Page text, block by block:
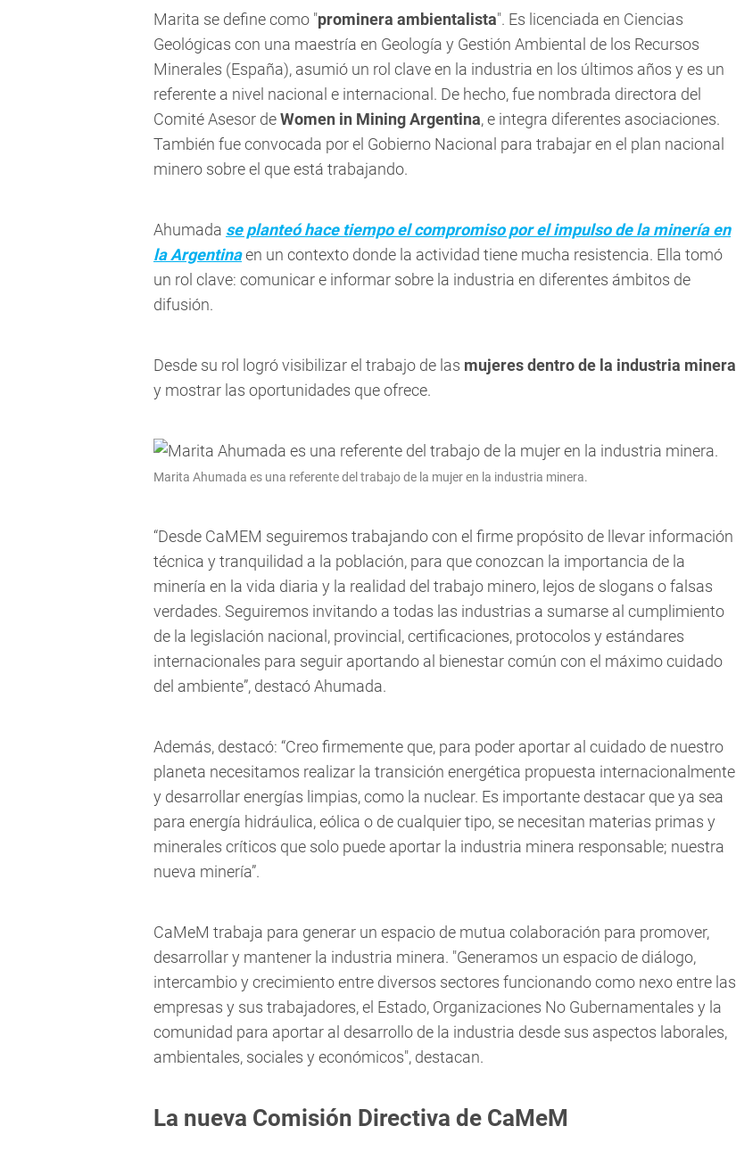
Marita se define como "prominera ambientalista". Es licenciada en Ciencias
Geológicas con una maestría en Geología y Gestión Ambiental de los Recursos
Minerales (España), asumió un rol clave en la industria en los últimos años y es un
referente a nivel nacional e internacional. De hecho, fue nombrada directora del
Comité Asesor deWomen in Mining Argentina, e integra diferentes asociaciones.
También fue convocada por el Gobierno Nacional para trabajar en el plan nacional
minero sobre el que está trabajando.
Ahumada se planteó hace tiempo el compromiso por el impulso de la minería en
la Argentinaen un contexto donde la actividad tiene mucha resistencia. Ella tomó
un rol clave: comunicar e informar sobre la industria en diferentes ámbitos de
difusión.
Desde su rol logró visibilizar el trabajo de las mujeres dentro de la industria minera
y mostrar las oportunidades que ofrece.
Marita Ahumada es una referente del trabajo de la mujer en la industria minera.
“Desde CaMEM seguiremos trabajando con el firme propósito de llevar información
técnica y tranquilidad a la población, para que conozcan la importancia de la
minería en la vida diaria y la realidad del trabajo minero, lejos de slogans o falsas
verdades. Seguiremos invitando a todas las industrias a sumarse al cumplimiento
de la legislación nacional, provincial, certificaciones, protocolos y estándares
internacionales para seguir aportando al bienestar común con el máximo cuidado
del ambiente”, destacó Ahumada.
Además, destacó: “Creo firmemente que, para poder aportar al cuidado de nuestro
planeta necesitamos realizar la transición energética propuesta internacionalmente
y desarrollar energías limpias, como la nuclear. Es importante destacar que ya sea
para energía hidráulica, eólica o de cualquier tipo, se necesitan materias primas y
minerales críticos que solo puede aportar la industria minera responsable; nuestra
nueva minería”.
CaMeM trabaja para generar un espacio de mutua colaboración para promover,
desarrollar y mantener la industria minera. "Generamos un espacio de diálogo,
intercambio y crecimiento entre diversos sectores funcionando como nexo entre las
empresas y sus trabajadores, el Estado, Organizaciones No Gubernamentales y la
comunidad para aportar al desarrollo de la industria desde sus aspectos laborales,
ambientales, sociales y económicos", destacan.
La nueva Comisión Directiva de CaMeM